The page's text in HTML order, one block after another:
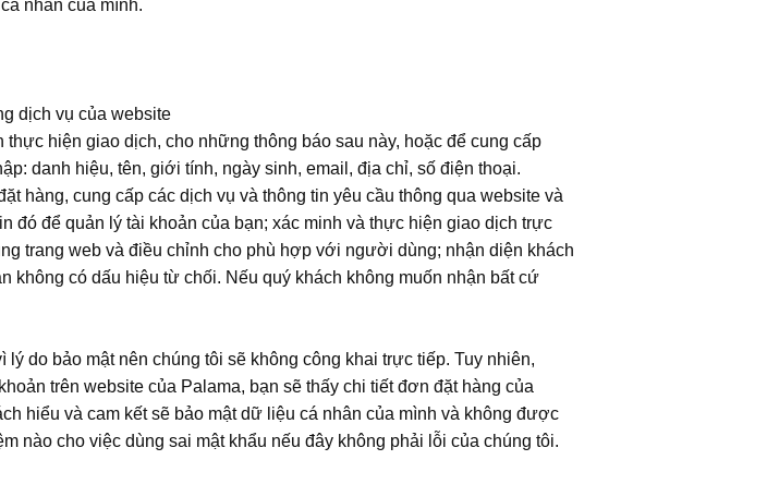
nhân của mình.
dịch vụ của website
hiện giao dịch, cho những thông báo sau này, hoặc để cung cấp
danh hiệu, tên, giới tính, ngày sinh, email, địa chỉ, số điện thoại.
hàng, cung cấp các dịch vụ và thông tin yêu cầu thông qua website và
đó để quản lý tài khoản của bạn; xác minh và thực hiện giao dịch trực
trang web và điều chỉnh cho phù hợp với người dùng; nhận diện khách
không có dấu hiệu từ chối. Nếu quý khách không muốn nhận bất cứ
do bảo mật nên chúng tôi sẽ không công khai trực tiếp. Tuy nhiên,
trên website của Palama, bạn sẽ thấy chi tiết đơn đặt hàng của
hiểu và cam kết sẽ bảo mật dữ liệu cá nhân của mình và không được
nào cho việc dùng sai mật khẩu nếu đây không phải lỗi của chúng tôi.